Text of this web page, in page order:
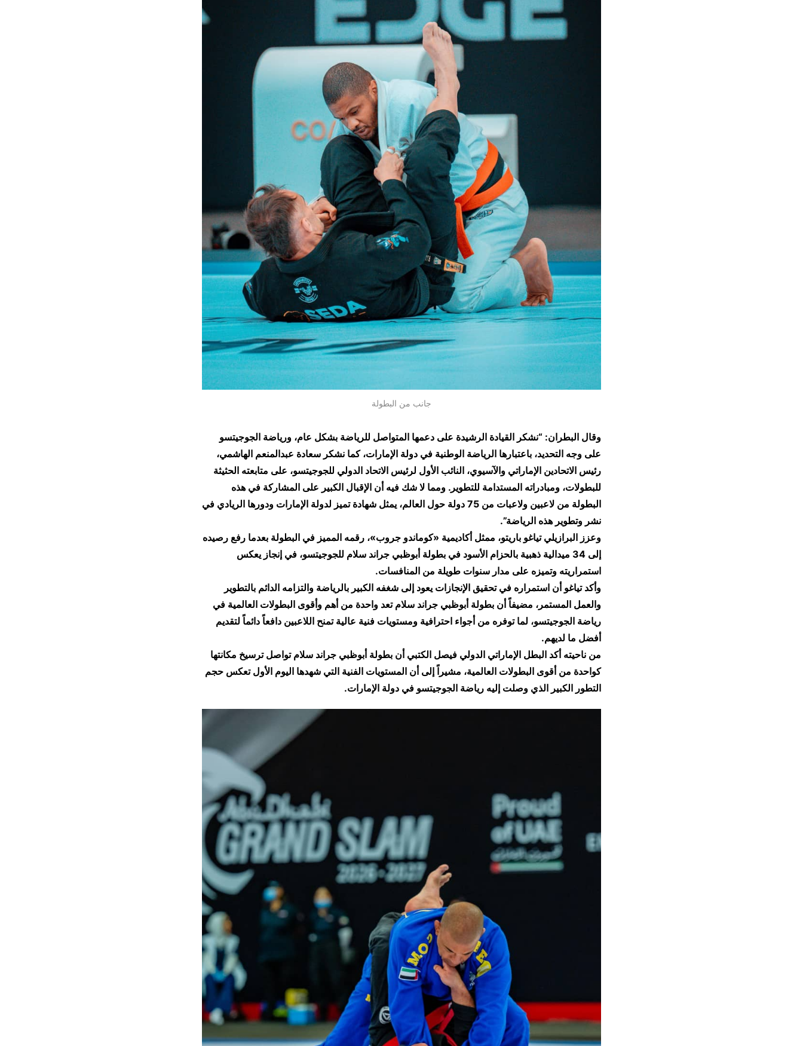
جانب من البطولة
وقال البطران: “نشكر القيادة الرشيدة على دعمها المتواصل للرياضة بشكل عام، ورياضة الجوجيتسو
على وجه التحديد، باعتبارها الرياضة الوطنية في دولة الإمارات، كما نشكر سعادة عبدالمنعم الهاشمي،
رئيس الاتحادين الإماراتي والآسيوي، النائب الأول لرئيس الاتحاد الدولي للجوجيتسو، على متابعته الحثيثة
للبطولات، ومبادراته المستدامة للتطوير. ومما لا شك فيه أن الإقبال الكبير على المشاركة في هذه
البطولة من لاعبين ولاعبات من 75 دولة حول العالم، يمثل شهادة تميز لدولة الإمارات ودورها الريادي في
نشر وتطوير هذه الرياضة”.
وعزز البرازيلي تياغو باريتو، ممثل أكاديمية «كوماندو جروب»، رقمه المميز في البطولة بعدما رفع رصيده
إلى 34 ميدالية ذهبية بالحزام الأسود في بطولة أبوظبي جراند سلام للجوجيتسو، في إنجاز يعكس
استمراريته وتميزه على مدار سنوات طويلة من المنافسات.
وأكد تياغو أن استمراره في تحقيق الإنجازات يعود إلى شغفه الكبير بالرياضة والتزامه الدائم بالتطوير
والعمل المستمر، مضيفاً أن بطولة أبوظبي جراند سلام تعد واحدة من أهم وأقوى البطولات العالمية في
رياضة الجوجيتسو، لما توفره من أجواء احترافية ومستويات فنية عالية تمنح اللاعبين دافعاً دائماً لتقديم
أفضل ما لديهم.
من ناحيته أكد البطل الإماراتي الدولي فيصل الكتبي أن بطولة أبوظبي جراند سلام تواصل ترسيخ مكانتها
كواحدة من أقوى البطولات العالمية، مشيراً إلى أن المستويات الفنية التي شهدها اليوم الأول تعكس حجم
التطور الكبير الذي وصلت إليه رياضة الجوجيتسو في دولة الإمارات.